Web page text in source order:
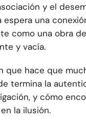
y el
espera una
como una obra
y vacía.
que hace que
termina la
y cómo
la ilusión.